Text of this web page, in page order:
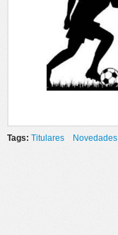
Tags: Titulares Novedades